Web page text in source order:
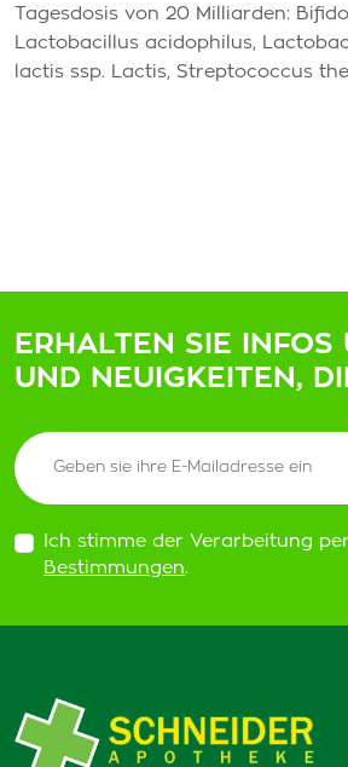
Tagesdosis von 20 Milliarden:
Lactobacillus acidophilus,
lactis ssp. Lactis, Streptococcus
ERHALTEN SIE
UND NEUIGKEITEN,
Ich stimme der Verarbeitung
Bestimmungen.